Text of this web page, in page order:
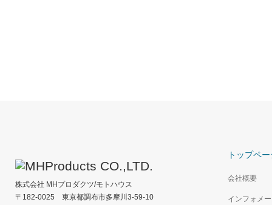
トップペ
会社概要
インフォメ
株式会社 MHプロダクツ/モトハウス
〒182-0025 東京都調布市多摩川3-59-10